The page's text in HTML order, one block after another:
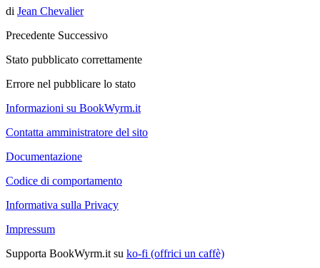
di Jean Chevalier
Precedente Successivo
Stato pubblicato correttamente
Errore nel pubblicare lo stato
Informazioni su BookWyrm.it
Contatta amministratore del sito
Documentazione
Codice di comportamento
Informativa sulla Privacy
Impressum
Supporta BookWyrm.it su ko-fi (offrici un caffè)